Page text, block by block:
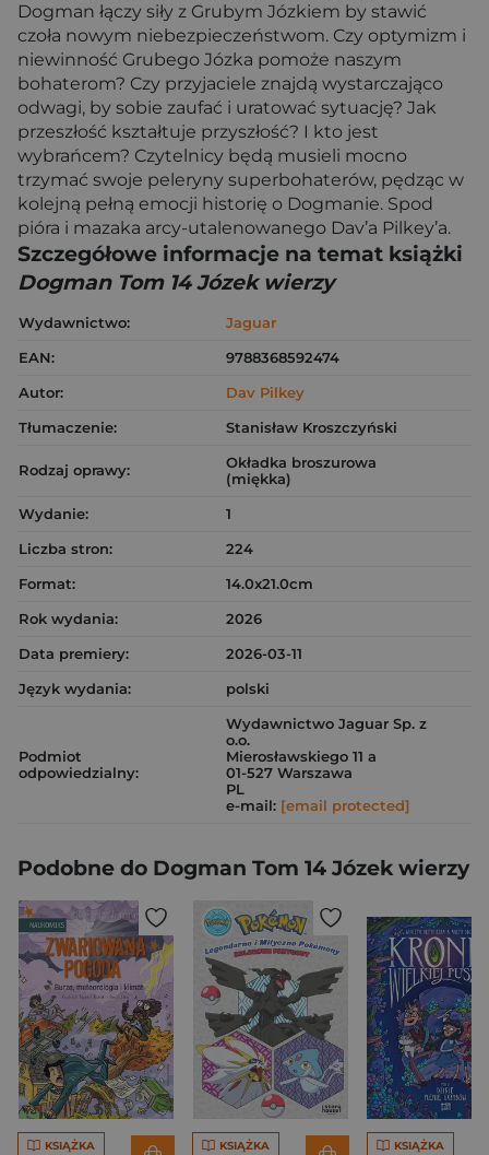
Dogman łączy siły z Grubym Józkiem by stawić
czoła nowym niebezpieczeństwom. Czy optymizm i
niewinność Grubego Józka pomoże naszym
bohaterom? Czy przyjaciele znajdą wystarczająco
odwagi, by sobie zaufać i uratować sytuację? Jak
przeszłość kształtuje przyszłość? I kto jest
wybrańcem? Czytelnicy będą musieli mocno
trzymać swoje peleryny superbohaterów, pędząc w
kolejną pełną emocji historię o Dogmanie. Spod
pióra i mazaka arcy-utalenowanego Dav’a Pilkey’a.
Szczegółowe informacje na temat książki
Dogman Tom 14 Józek wierzy
Wydawnictwo:
Jaguar
EAN:
9788368592474
Autor:
Dav Pilkey
Tłumaczenie:
Stanisław Kroszczyński
Rodzaj oprawy:
Okładka broszurowa
(miękka)
Wydanie:
1
Liczba stron:
224
Format:
14.0x21.0cm
Rok wydania:
2026
Data premiery:
2026-03-11
Język wydania:
polski
Podmiot
odpowiedzialny:
Wydawnictwo Jaguar Sp. z
o.o.
Mierosławskiego 11 a
01-527 Warszawa
PL
e-mail: [email protected]
Podobne do Dogman Tom 14 Józek wierzy
KSIĄŻKA KSIĄŻKA KSIĄŻKA